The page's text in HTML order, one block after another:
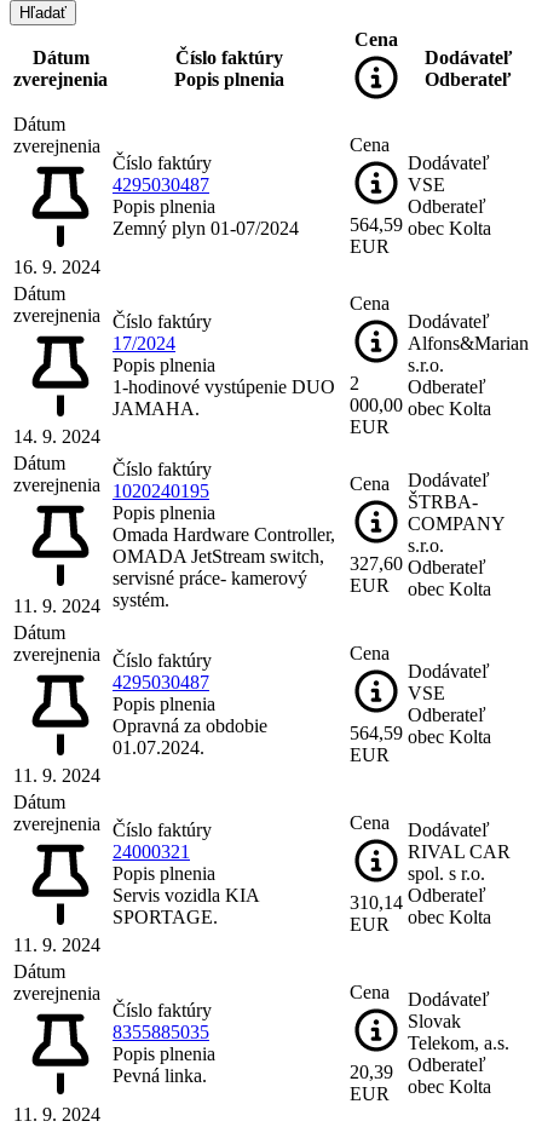
Dátum
zverejnenia
Číslo faktúry
Popis plnenia
Cena
Dodávateľ
Odberateľ
Dátum
zverejnenia
16. 9. 2024
Číslo faktúry
4295030487
Popis plnenia
Zemný plyn 01-07/2024
Cena
564,59
EUR
Dodávateľ
VSE
Odberateľ
obec Kolta
Dátum
zverejnenia
14. 9. 2024
Číslo faktúry
17/2024
Popis plnenia
1-hodinové vystúpenie DUO
JAMAHA.
Cena
2
000,00
EUR
Dodávateľ
Alfons&Marian
s.r.o.
Odberateľ
obec Kolta
Dátum
zverejnenia
11. 9. 2024
Číslo faktúry
1020240195
Popis plnenia
Omada Hardware Controller,
OMADA JetStream switch,
servisné práce- kamerový
systém.
Cena
327,60
EUR
Dodávateľ
ŠTRBA-
COMPANY
s.r.o.
Odberateľ
obec Kolta
Dátum
zverejnenia
11. 9. 2024
Číslo faktúry
4295030487
Popis plnenia
Opravná za obdobie
01.07.2024.
Cena
564,59
EUR
Dodávateľ
VSE
Odberateľ
obec Kolta
Dátum
zverejnenia
11. 9. 2024
Číslo faktúry
24000321
Popis plnenia
Servis vozidla KIA
SPORTAGE.
Cena
310,14
EUR
Dodávateľ
RIVAL CAR
spol. s r.o.
Odberateľ
obec Kolta
Dátum
zverejnenia
11. 9. 2024
Číslo faktúry
8355885035
Popis plnenia
Pevná linka.
Cena
20,39
EUR
Dodávateľ
Slovak
Telekom, a.s.
Odberateľ
obec Kolta